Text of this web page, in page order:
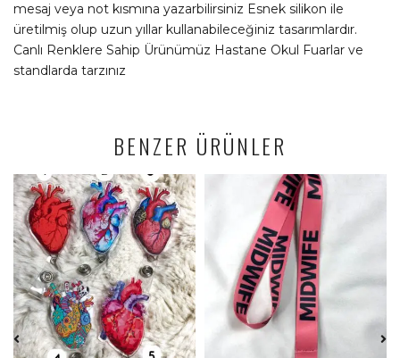
mesaj veya not kısmına yazarbilirsiniz Esnek silikon ile
üretilmiş olup uzun yıllar kullanabileceğiniz tasarımlardır.
Canlı Renklere Sahip Ürünümüz Hastane Okul Fuarlar ve
standlarda tarzınız
BENZER ÜRÜNLER